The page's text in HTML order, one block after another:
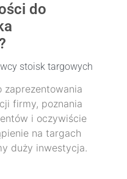
do
stoisk targowych
zaprezentowania
firmy, poznania
i oczywiście
na targach
duży inwestycja.